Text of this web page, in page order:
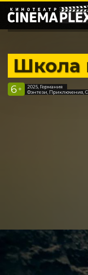
Школа
6 +
2025, Германия
Фэнтези, Приключения,